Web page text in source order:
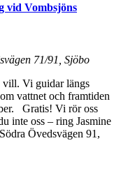
vid Vombsjöns
71/91, Sjöbo
vill. Vi guidar längs
vattnet och framtiden
Gratis! Vi rör oss
inte oss – ring Jasmine
Övedsvägen 91,